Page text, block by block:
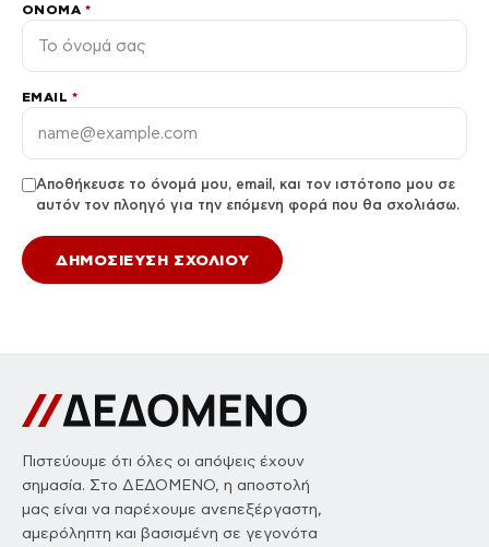
ΌΝΟΜΑ *
EMAIL *
Αποθήκευσε το όνομά μου, email, και τον ιστότοπο μου σε
αυτόν τον πλοηγό για την επόμενη φορά που θα σχολιάσω.
Πιστεύουμε ότι όλες οι απόψεις έχουν
σημασία. Στο ΔΕΔΟΜΕΝΟ, η αποστολή
μας είναι να παρέχουμε ανεπεξέργαστη,
αμερόληπτη και βασισμένη σε γεγονότα